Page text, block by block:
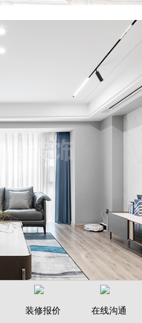
装修报价 在线沟通